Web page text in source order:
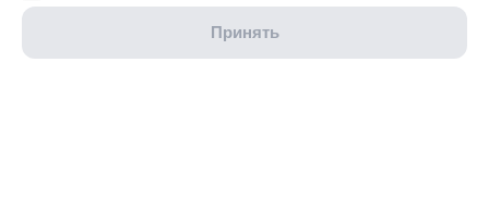
Принять